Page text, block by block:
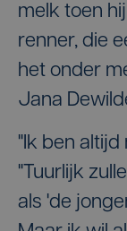
melk toen
renner, die
het onder
Jana
"Ik ben
"Tuurlijk
als 'de